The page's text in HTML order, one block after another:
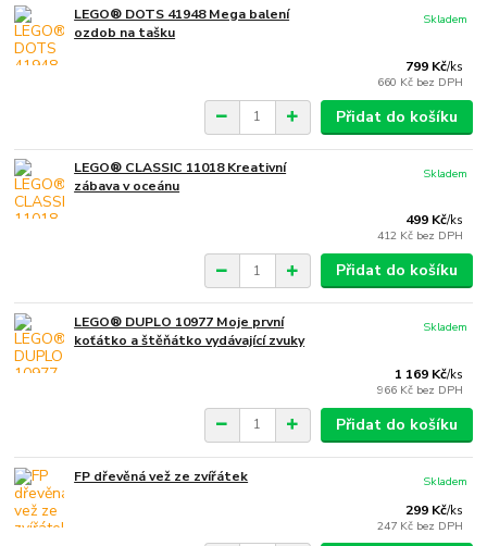
LEGO® DOTS 41948 Mega balení
ozdob na tašku
799 Kč/ks
660 Kč bez DPH
Skladem
Přidat do košíku
LEGO® CLASSIC 11018 Kreativní
zábava v oceánu
499 Kč/ks
412 Kč bez DPH
Skladem
Přidat do košíku
LEGO® DUPLO 10977 Moje první
koťátko a štěňátko vydávající zvuky
1 169 Kč/ks
966 Kč bez DPH
Skladem
Přidat do košíku
FP dřevěná vež ze zvířátek
299 Kč/ks
247 Kč bez DPH
Skladem